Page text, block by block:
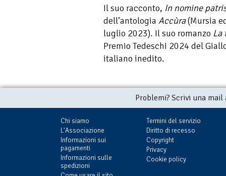
Il suo racconto, In nomine
dell’antologia Accùra(Mursia
luglio 2023). Il suo romanzo La
Premio Tedeschi 2024 del
italiano inedito.
Problemi? Scrivi una
Chi siamo
L'Associazione
Informazioni sui
pagamenti
Informazioni sulle
spedizioni
Termini del servizio
Diritto di recesso
Copyright
Privacy
Cookie policy